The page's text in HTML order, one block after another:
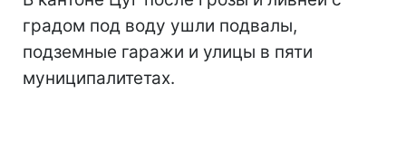
градом под воду ушли подвалы,
подземные гаражи и улицы в пяти
муниципалитетах.